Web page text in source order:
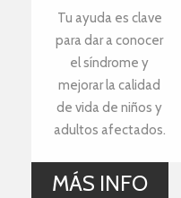
Tu ayuda es clave
para dar a conocer
el síndrome y
mejorar la calidad
de vida de niños y
adultos afectados.
MÁS INFO